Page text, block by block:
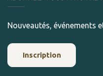
Nouveautés, événements
Inscription